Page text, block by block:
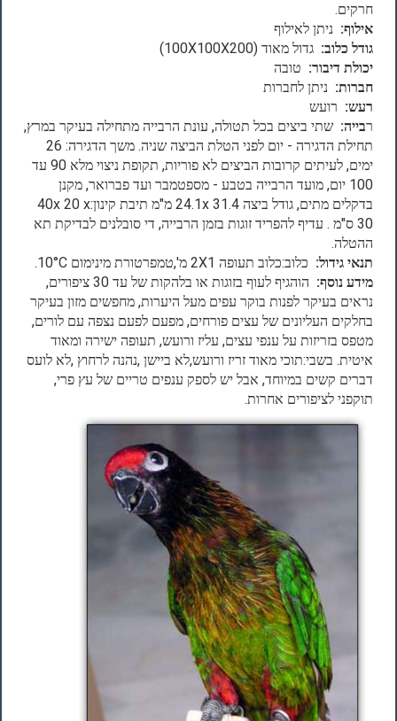
חרקים.
אילוף: ניתן לאילוף
גודל כלוב: גדול מאוד (100X100X200)
יכולת דיבור: טובה
חברות: ניתן לחברות
רעש: רועש
רבייה: שתי ביצים בכל תטולה, עונת הרבייה מתחילה בעיקר במרץ,
תחילת הדגירה - יום לפני הטלת הביצה שניה. משך הדגירה: 26
ימים, לעיתים קרובות הביצים לא פוריות, תקופת ניצוי מלא 90 עד
100 יום, מועד הרבייה בטבע - מספטמבר ועד פברואר, מקנן
בדקלים מתים, גודל ביצה 31.4 24.1x מ"מ תיבת קינון:40x 20 x
30 ס"מ . עדיף להפריד זוגות בזמן הרבייה, די סובלנים לבדיקת תא
ההטלה.
תנאי גידול: כלוב:כלוב תעופה 2X1 מ',טמפרטורת מינימום 10°C.
מידע נוסף:
הוהגיף לעוף בזוגות או בלהקות של עד 30 ציפורים,
נראים בעיקר לפנות בוקר עפים מעל היערות, מחפשים מזון בעיקר
בחלקים העליונים של עצים פורחים, מפעם לפעם נצפה עם לורים,
מטפס בזריזות על ענפי עצים, עליז ורועש, תעופה ישירה ומאוד
איטית. בשבי:תוכי מאוד זריז ורועש,לא ביישן ,נהנה לרחוץ ,לא לועס
דברים קשים במיוחד, אבל יש לספק ענפים טריים של עץ פרי,
תוקפני לציפורים אחרות.